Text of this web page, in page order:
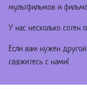
мультфильмов и
У нас несколько
Если вам нужен
свяжитесь с нами!